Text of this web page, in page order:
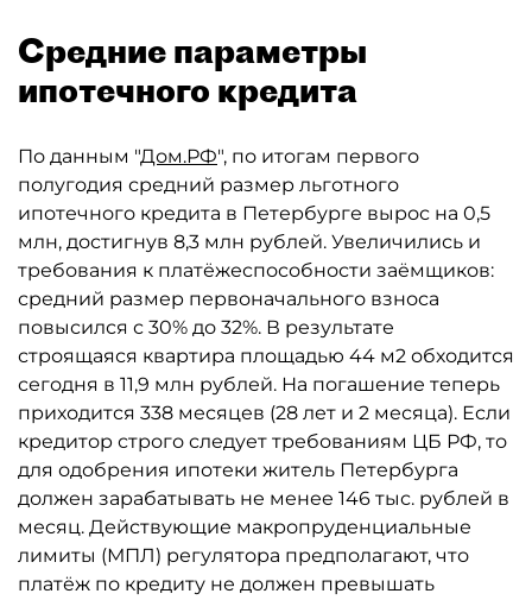
Средние параметры
ипотечного кредита
По данным "Дом.РФ", по итогам первого
полугодия средний размер льготного
ипотечного кредита в Петербурге вырос на 0,5
млн, достигнув 8,3 млн рублей. Увеличились и
требования к платёжеспособности заёмщиков:
средний размер первоначального взноса
повысился с 30% до 32%. В результате
строящаяся квартира площадью 44 м2 обходится
сегодня в 11,9 млн рублей. На погашение теперь
приходится 338 месяцев (28 лет и 2 месяца). Если
кредитор строго следует требованиям ЦБ РФ, то
для одобрения ипотеки житель Петербурга
должен зарабатывать не менее 146 тыс. рублей в
месяц. Действующие макропруденциальные
лимиты (МПЛ) регулятора предполагают, что
платёж по кредиту не должен превышать